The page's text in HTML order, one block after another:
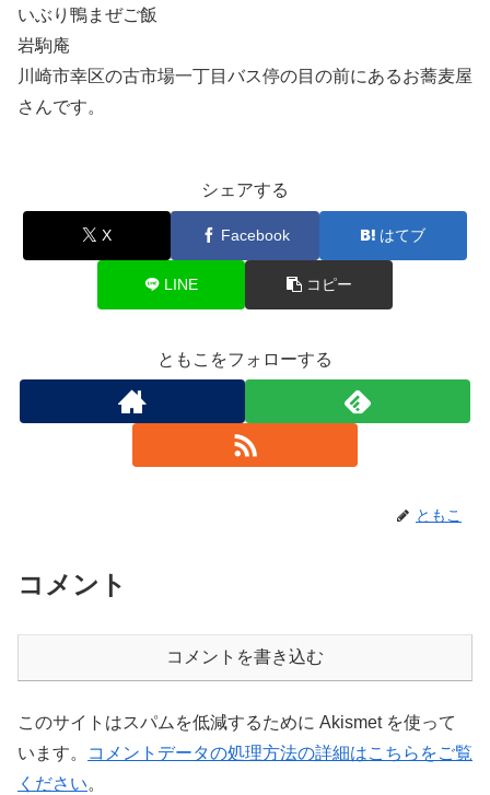
いぶり鴨まぜご飯
岩駒庵
川崎市幸区の古市場一丁目バス停の目の前にあるお蕎麦屋
さんです。
シェアする
X Facebook はてブ
LINE コピー
ともこをフォローする
ともこ
コメント
コメントを書き込む
このサイトはスパムを低減するために Akismet を使って
います。
コメントデータの処理方法の詳細はこちらをご覧
ください。